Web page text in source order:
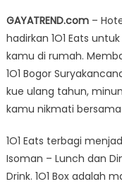
GAYATREND.com–
hadirkan 1O1 Eats
kamu di rumah.
1O1 Bogor
kue ulang tahun,
kamu nikmati
1O1 Eats terbagi
Isoman – Lunch dan
Drink. 1O1 Box adalah